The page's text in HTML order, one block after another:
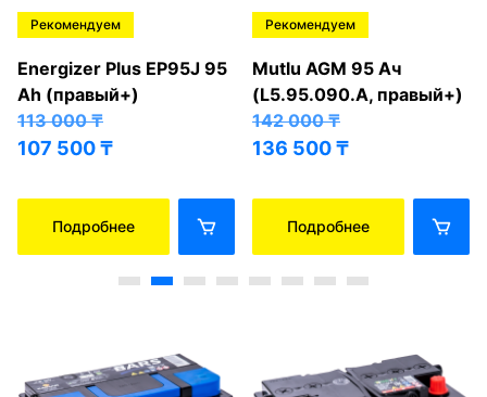
Рекомендуем
Energizer Plus EP95J 95
Ah (правый+)
113 000₸
107 500₸
Подробнее
Рекомендуем
Mutlu AGM 95 Ач
(L5.95.090.A, правый+)
142 000₸
136 500₸
Подробнее